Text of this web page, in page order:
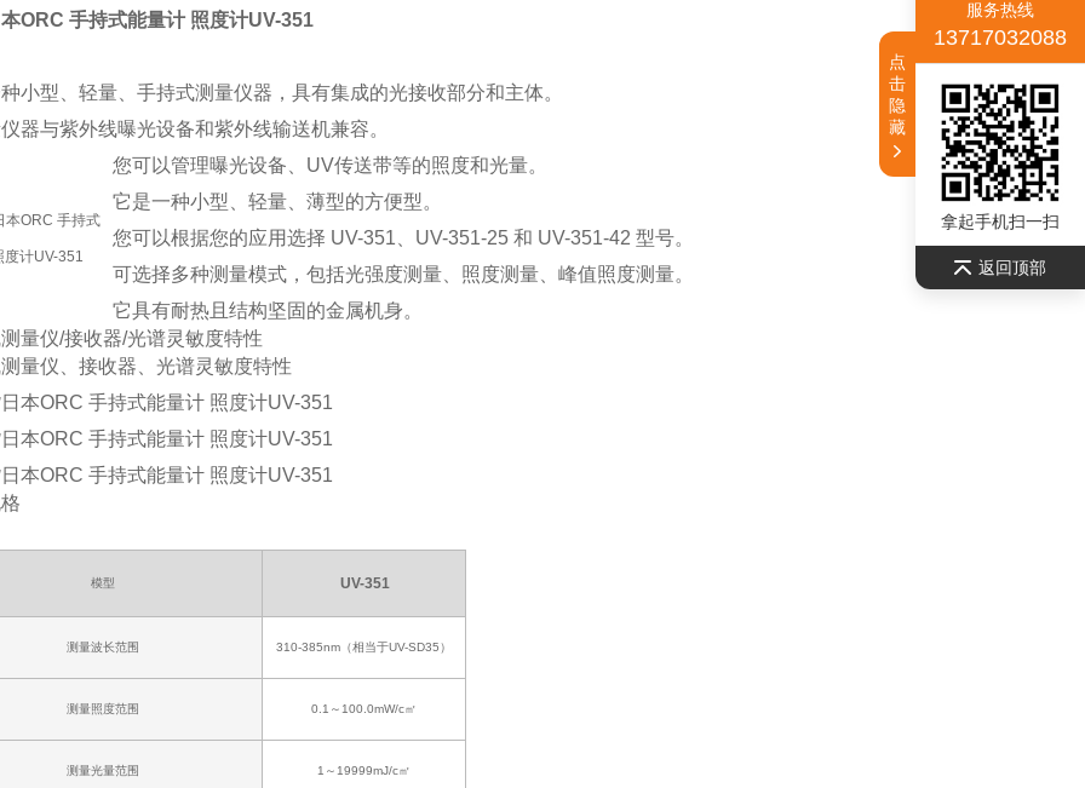
ORC 手持式能量计 照度计UV-351
小型、轻量、手持式测量仪器，具有集成的光接收部分和主体。
器与紫外线曝光设备和紫外线输送机兼容。
您可以管理曝光设备、UV传送带等的照度和光量。
它是一种小型、轻量、薄型的方便型。
您可以根据您的应用选择 UV-351、UV-351-25 和 UV-351-42 型号。
可选择多种测量模式，包括光强度测量、照度测量、峰值照度测量。
它具有耐热且结构坚固的金属机身。
量仪/接收器/光谱灵敏度特性
量仪、接收器、光谱灵敏度特性
模型 UV-351
测量波长范围 310-385nm（相当于UV-SD35）
测量照度范围 0.1～100.0mW/c㎡
测量光量范围 1～19999mJ/c㎡
服务热线
13717032088
拿起手机扫一扫
返回顶部
点
击
隐
藏